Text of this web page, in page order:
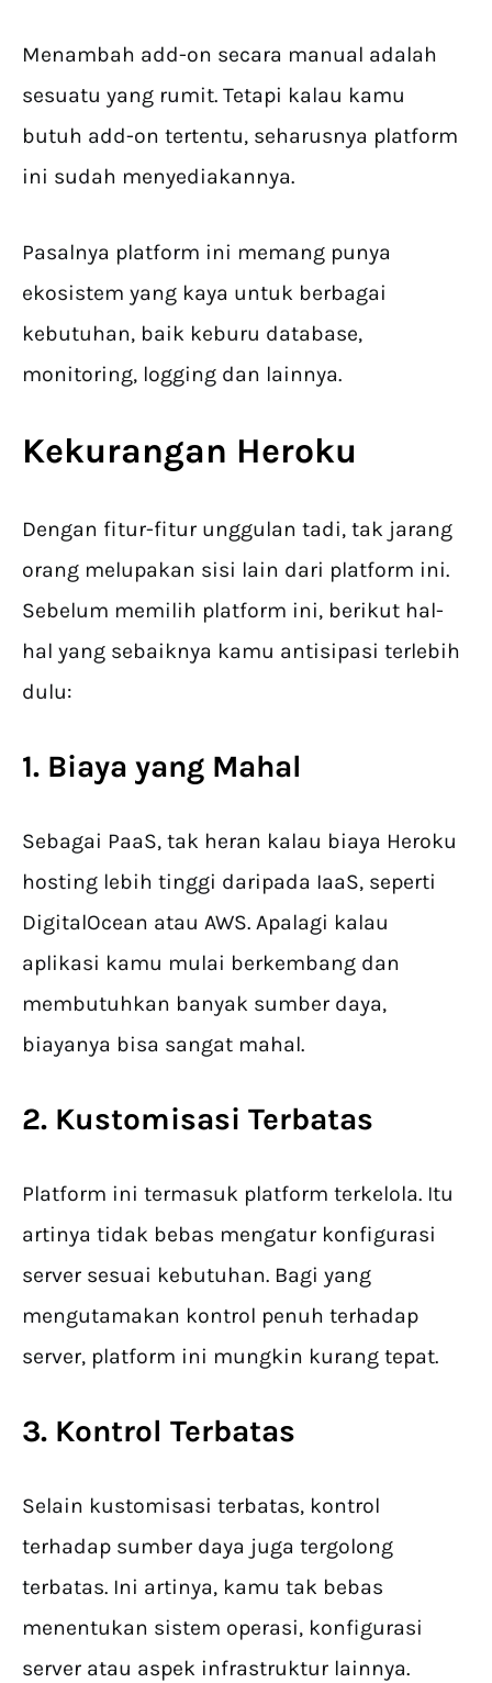
Menambah add-on secara manual adalah
sesuatu yang rumit. Tetapi kalau kamu
butuh add-on tertentu, seharusnya platform
ini sudah menyediakannya.
Pasalnya platform ini memang punya
ekosistem yang kaya untuk berbagai
kebutuhan, baik keburu database,
monitoring, logging dan lainnya.
Kekurangan Heroku
Dengan fitur-fitur unggulan tadi, tak jarang
orang melupakan sisi lain dari platform ini.
Sebelum memilih platform ini, berikut hal-
hal yang sebaiknya kamu antisipasi terlebih
dulu:
1. Biaya yang Mahal
Sebagai PaaS, tak heran kalau biaya Heroku
hosting lebih tinggi daripada IaaS, seperti
DigitalOcean atau AWS. Apalagi kalau
aplikasi kamu mulai berkembang dan
membutuhkan banyak sumber daya,
biayanya bisa sangat mahal.
2. Kustomisasi Terbatas
Platform ini termasuk platform terkelola. Itu
artinya tidak bebas mengatur konfigurasi
server sesuai kebutuhan. Bagi yang
mengutamakan kontrol penuh terhadap
server, platform ini mungkin kurang tepat.
3. Kontrol Terbatas
Selain kustomisasi terbatas, kontrol
terhadap sumber daya juga tergolong
terbatas. Ini artinya, kamu tak bebas
menentukan sistem operasi, konfigurasi
server atau aspek infrastruktur lainnya.